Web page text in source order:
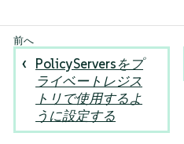
PolicyServersをプ
ライベートレジス
トリで使用するよ
うに設定する